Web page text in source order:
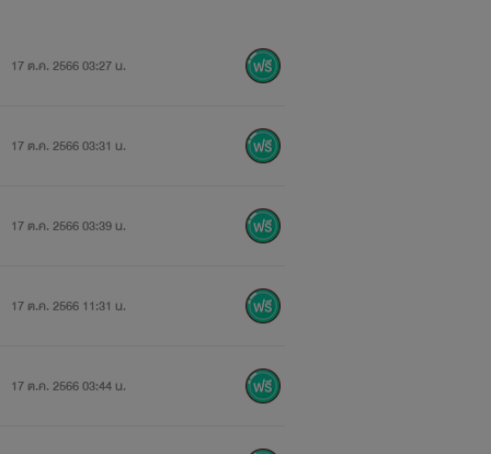
17 ต.ค. 2566 03:27 น.
17 ต.ค. 2566 03:31 น.
17 ต.ค. 2566 03:39 น.
17 ต.ค. 2566 11:31 น.
17 ต.ค. 2566 03:44 น.